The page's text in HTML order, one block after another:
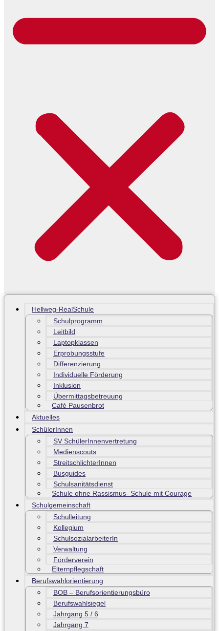
Hellweg-RealSchule
Schulprogramm
Leitbild
Laptopklassen
Erprobungsstufe
Differenzierung
Individuelle Förderung
Inklusion
Übermittagsbetreuung
Café Pausenbrot
Aktuelles
SchülerInnen
SV SchülerInnenvertretung
Medienscouts
StreitschlichterInnen
Busguides
Schulsanitätsdienst
Schule ohne Rassismus- Schule mit Courage
Schulgemeinschaft
Schulleitung
Kollegium
SchulsozialarbeiterIn
Verwaltung
Förderverein
Elternpflegschaft
Berufswahlorientierung
BOB – Berufsorientierungsbüro
Berufswahlsiegel
Jahrgang 5 / 6
Jahrgang 7